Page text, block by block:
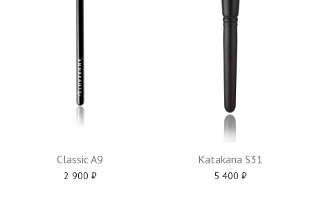
Classic A9
2 900 ₽
Katakana S31
5 400 ₽